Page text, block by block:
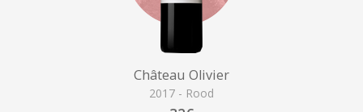
Château Olivier
2017 - Rood